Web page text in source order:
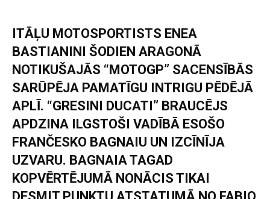
ITĀĻU MOTOSPORTISTS ENEA
BASTIANINI ŠODIEN ARAGONĀ
NOTIKUŠAJĀS “MOTOGP” SACENSĪBĀS
SARŪPĒJA PAMATĪGU INTRIGU PĒDĒJĀ
APLĪ. “GRESINI DUCATI” BRAUCĒJS
APDZINA ILGSTOŠI VADĪBĀ ESOŠO
FRANČESKO BAGNAIU UN IZCĪNĪJA
UZVARU. BAGNAIA TAGAD
KOPVĒRTĒJUMĀ NONĀCIS TIKAI